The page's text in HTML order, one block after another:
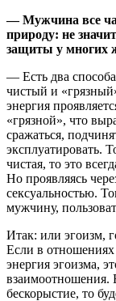
— Мужчина все
природу: не
защиты у многих
— Есть два
чистый и
энергия
«грязной», что
сражаться,
эксплуатировать.
чистая, то это
Но проявляясь
сексуальностью.
мужчину,
Итак: или эгоизм,
Если в
энергия эгоизма,
взаимоотношения.
бескорыстие, то